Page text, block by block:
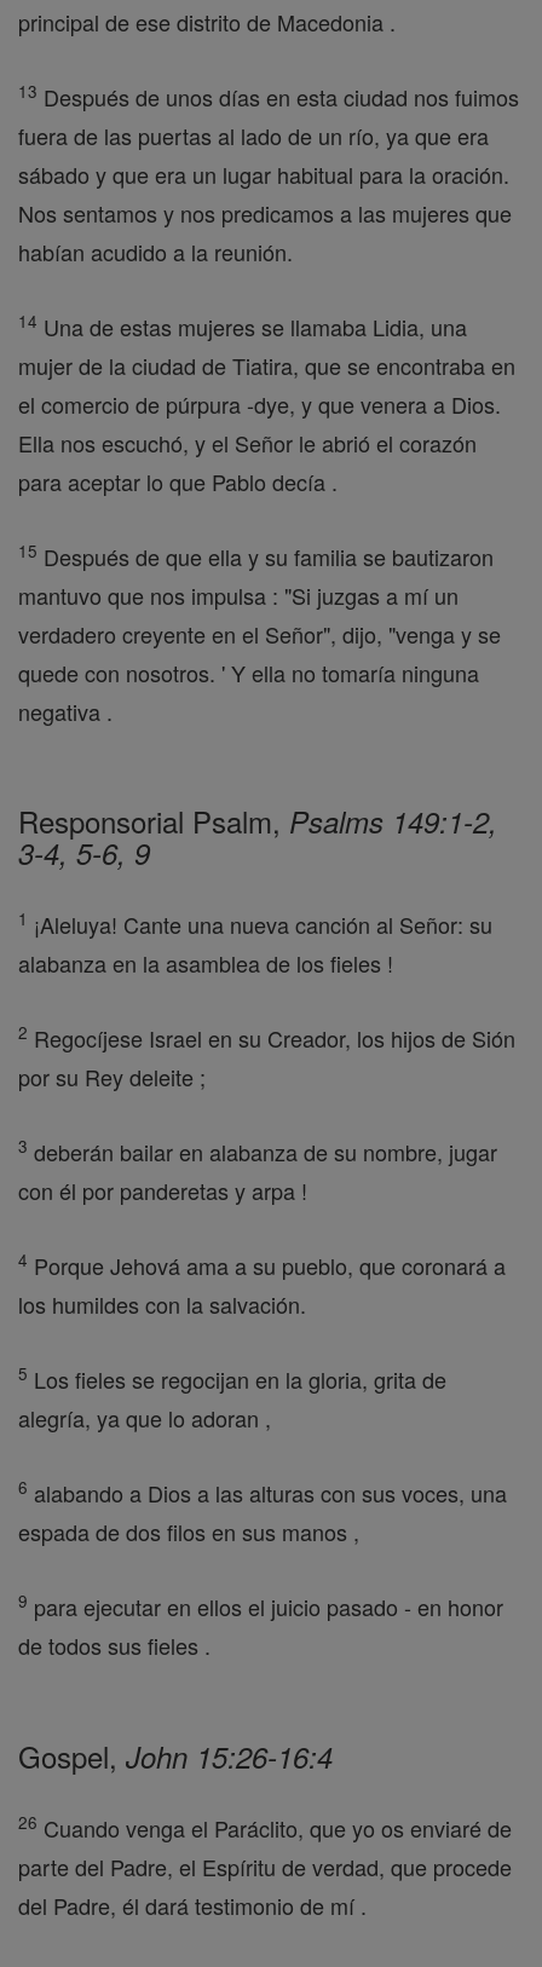
principal de ese distrito de Macedonia .
13 Después de unos días en esta ciudad nos fuimos
fuera de las puertas al lado de un río, ya que era
sábado y que era un lugar habitual para la oración.
Nos sentamos y nos predicamos a las mujeres que
habían acudido a la reunión.
14 Una de estas mujeres se llamaba Lidia, una
mujer de la ciudad de Tiatira, que se encontraba en
el comercio de púrpura -dye, y que venera a Dios.
Ella nos escuchó, y el Señor le abrió el corazón
para aceptar lo que Pablo decía .
15 Después de que ella y su familia se bautizaron
mantuvo que nos impulsa : "Si juzgas a mí un
verdadero creyente en el Señor", dijo, "venga y se
quede con nosotros. ' Y ella no tomaría ninguna
negativa .
Responsorial Psalm, Psalms 149:1-2,
3-4, 5-6, 9
1 ¡Aleluya! Cante una nueva canción al Señor: su
alabanza en la asamblea de los fieles !
2 Regocíjese Israel en su Creador, los hijos de Sión
por su Rey deleite ;
3 deberán bailar en alabanza de su nombre, jugar
con él por panderetas y arpa !
4 Porque Jehová ama a su pueblo, que coronará a
los humildes con la salvación.
5 Los fieles se regocijan en la gloria, grita de
alegría, ya que lo adoran ,
6 alabando a Dios a las alturas con sus voces, una
espada de dos filos en sus manos ,
9 para ejecutar en ellos el juicio pasado - en honor
de todos sus fieles .
Gospel, John 15:26-16:4
26 Cuando venga el Paráclito, que yo os enviaré de
parte del Padre, el Espíritu de verdad, que procede
del Padre, él dará testimonio de mí .